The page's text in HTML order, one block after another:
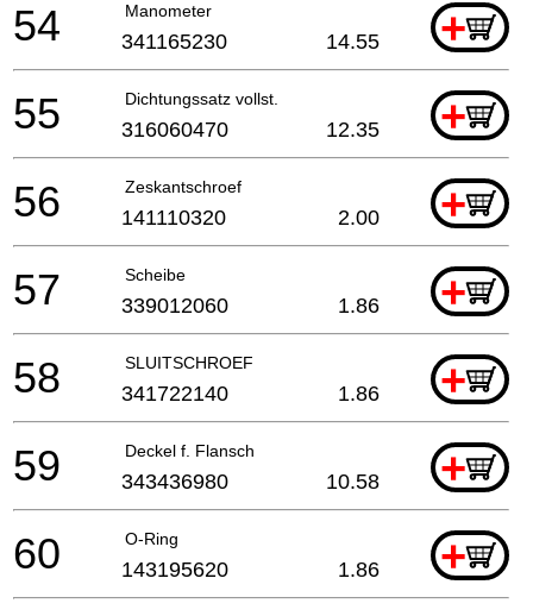
Manometer +
54 341165230 14.55
Dichtungssatz vollst. +
55 316060470 12.35
Zeskantschroef +
56 141110320 2.00
Scheibe +
57 339012060 1.86
SLUITSCHROEF +
58 341722140 1.86
Deckel f. Flansch +
59 343436980 10.58
O-Ring +
60 143195620 1.86